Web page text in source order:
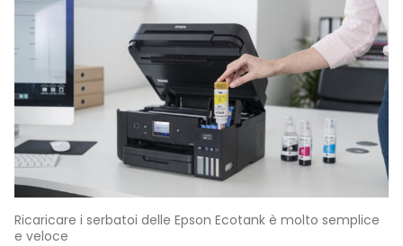
Ricaricare i serbatoi delle Epson Ecotank è molto semplice
e veloce